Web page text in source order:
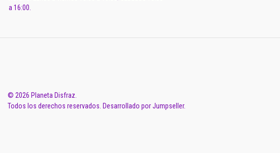
a 16:00.
© 2026 Planeta Disfraz.
Todos los derechos reservados. Desarrollado por Jumpseller.